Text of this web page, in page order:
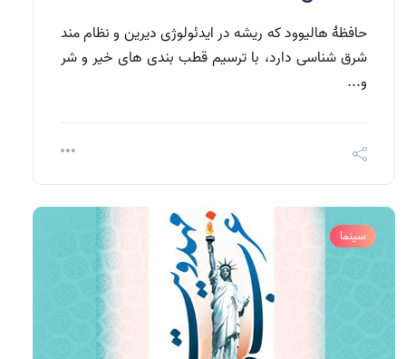
حافظۀ هالیوود که ریشه در ایدئولوژی دیرین و نظام مند
شرق شناسی دارد، با ترسیم قطب بندی های خیر و شر
و...
سینما